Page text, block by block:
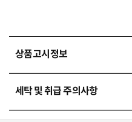
상품고시정보
세탁 및 취급 주의사항